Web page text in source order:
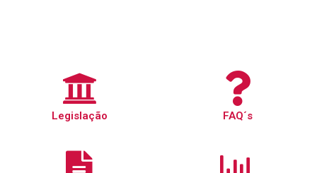
Legislação FAQ´s